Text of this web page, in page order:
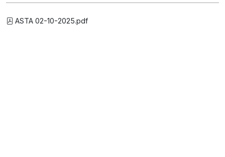
ASTA 02-10-2025.pdf